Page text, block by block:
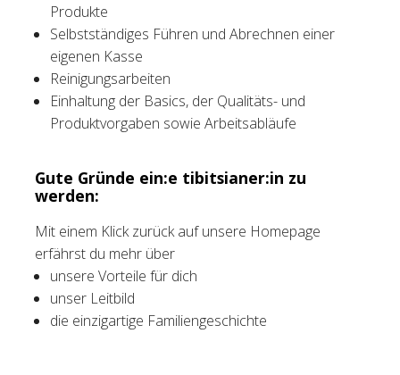
Produkte
Selbstständiges Führen und Abrechnen einer
eigenen Kasse
Reinigungsarbeiten
Einhaltung der Basics, der Qualitäts- und
Produktvorgaben sowie Arbeitsabläufe
Gute Gründe ein:e tibitsianer:in zu
werden:
Mit einem Klick zurück auf unsere Homepage
erfährst du mehr über
unsere Vorteile für dich
unser Leitbild
die einzigartige Familiengeschichte